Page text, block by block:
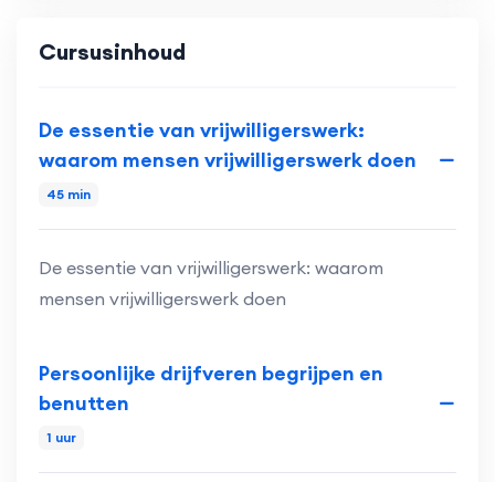
Cursusinhoud
De essentie van vrijwilligerswerk:
waarom mensen vrijwilligerswerk doen
45 min
De essentie van vrijwilligerswerk: waarom
mensen vrijwilligerswerk doen
Persoonlijke drijfveren begrijpen en
benutten
1 uur